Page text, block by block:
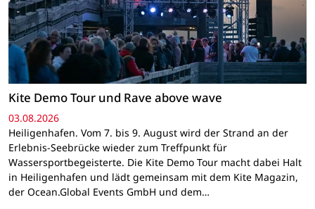
Kite Demo Tour und Rave above wave
03.08.2026
Heiligenhafen. Vom 7. bis 9. August wird der Strand an der
Erlebnis-Seebrücke wieder zum Treffpunkt für
Wassersportbegeisterte. Die Kite Demo Tour macht dabei Halt
in Heiligenhafen und lädt gemeinsam mit dem Kite Magazin,
der Ocean.Global Events GmbH und dem…